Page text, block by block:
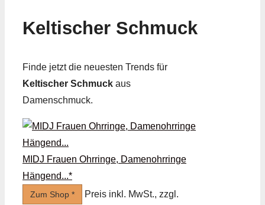
Keltischer Schmuck
Finde jetzt die neuesten Trends für
Keltischer Schmuck aus
Damenschmuck.
MIDJ Frauen Ohrringe, Damenohrringe
Hängend...*
Zum Shop *
Preis inkl. MwSt., zzgl.